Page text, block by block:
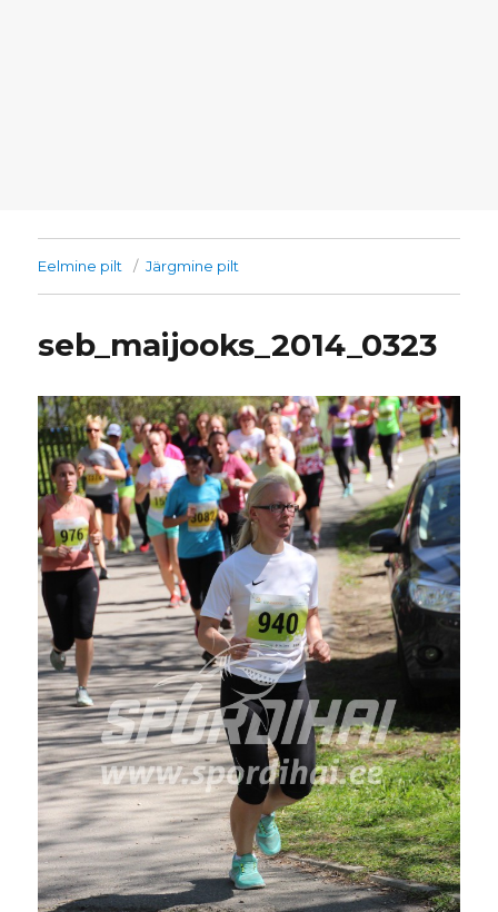
Eelmine pilt Järgmine pilt
seb_maijooks_2014_0323